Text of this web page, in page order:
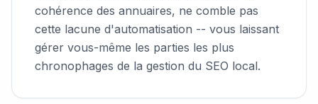
cohérence des annuaires, ne comble pas
cette lacune d'automatisation -- vous laissant
gérer vous-même les parties les plus
chronophages de la gestion du SEO local.